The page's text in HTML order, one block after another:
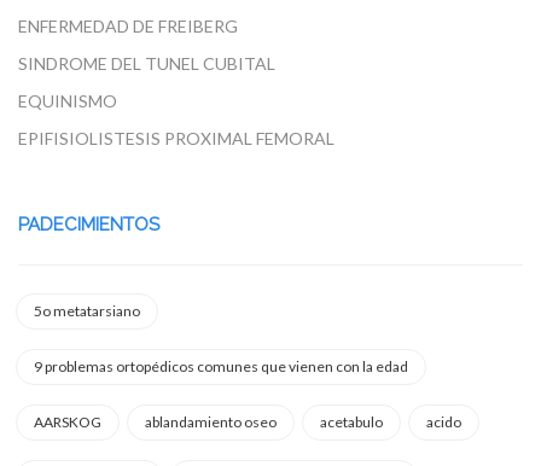
ENFERMEDAD DE FREIBERG
SINDROME DEL TUNEL CUBITAL
EQUINISMO
EPIFISIOLISTESIS PROXIMAL FEMORAL
PADECIMIENTOS
5o metatarsiano
9 problemas ortopédicos comunes que vienen con la edad
AARSKOG ablandamiento oseo acetabulo acido